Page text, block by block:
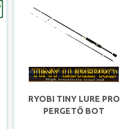
RYOBI TINY LURE PRO
PERGETŐ BOT